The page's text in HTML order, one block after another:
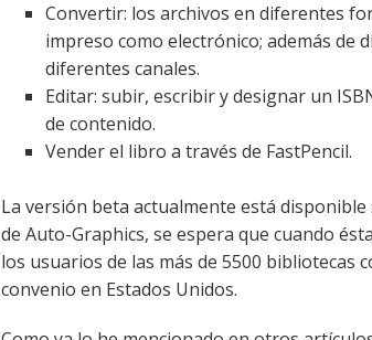
Convertir: los archivos en diferentes
impreso como electrónico; además de
diferentes canales.
Editar: subir, escribir y designar un
de contenido.
Vender el libro a través de FastPencil.
La versión beta actualmente está
de Auto-Graphics, se espera que cuando
los usuarios de las más de 5500 bibliotecas
convenio en Estados Unidos.